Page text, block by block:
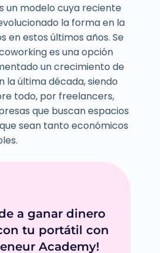
un modelo cuya reciente
la forma en la
en estos últimos años. Se
es una opción
un crecimiento de
la última década, siendo
todo, por freelancers,
que buscan espacios
sean tanto económicos
a ganar dinero
tu portátil con
Academy!